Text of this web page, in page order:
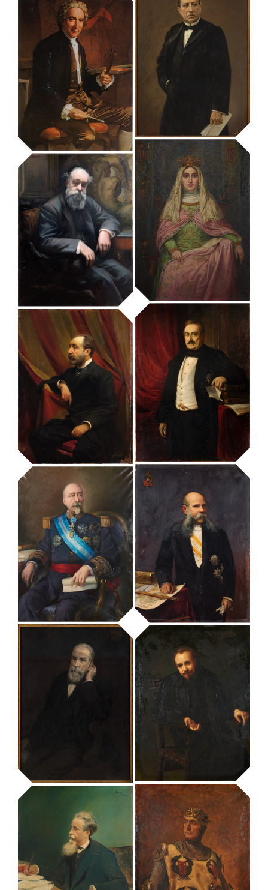
retrat d’ Antoni
de Gimbernat i
Arboç
MUHBA - Museu d'Història de Barcelona
retrat d’ Antoni
Franc i Estalella
retrat d’ Antoni
Viladomat
MUHBA - Museu d'Història de Barcelona
retrat d’
Estanislau
Figueras i de
Moragas
retrat d’ Eusebi
Güell i Bacigalupi
retrat d’Elisenda
de Montcada,
reina, consort de
Jaume II
retrat de
Bartomeu
Robert
MUHBA - Museu d'Història de Barcelona
retrat de
Bonaventura
Carles Aribau
retrat de
Francesc de
Paula Rius i
Taulet
retrat de
Francesc Vicent
Garcia, «El